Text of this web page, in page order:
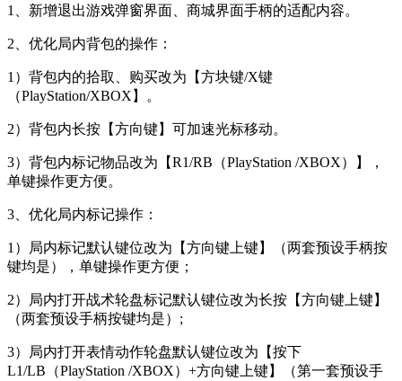
1 、新增退出游戏弹窗界面、商城界面手柄的适配内容。
2 、优化局内背包的操作：
1 ）背包内的拾取、购买改为【方块键/X键
（PlayStation/XBOX 】。
2）背包内长按【方向键】可加速光标移动。
3）背包内标记物品改为【R1/RB （PlayStation /XBOX）】，
单键操作更方便。
3 、优化局内标记操作：
1 ）局内标记默认键位改为【方向键上键】（两套预设手柄按
键均是），单键操作更方便；
2）局内打开战术轮盘标记默认键位改为长按【方向键上键】
（两套预设手柄按键均是） ;
3）局内打开表情动作轮盘默认键位改为【按下
L1/LB （PlayStation /XBOX） +方向键上键】（第一套预设手